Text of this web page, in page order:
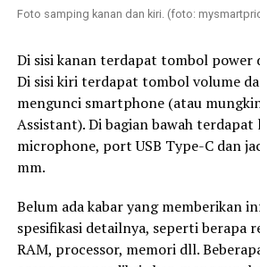
Foto samping kanan dan kiri. (foto:
Di sisi kanan terdapat tombol power
Di sisi kiri terdapat tombol volume
mengunci smartphone (atau
Assistant). Di bagian bawah terdapat
microphone, port USB Type-C dan
mm.
Belum ada kabar yang memberikan
spesifikasi detailnya, seperti berapa
RAM, processor, memori dll.